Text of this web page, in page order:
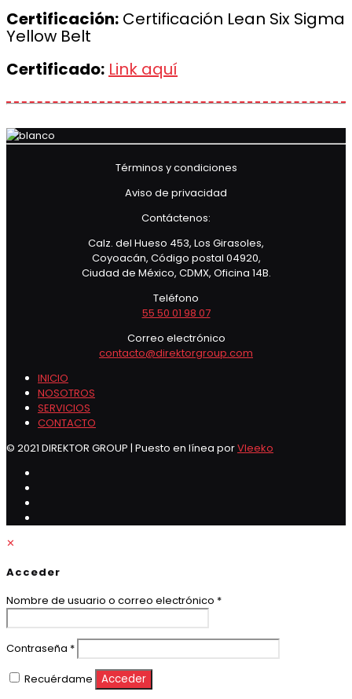
Certificación: Certificación Lean Six Sigma
Yellow Belt
Certificado: Link aquí
Términos y condiciones
Aviso de privacidad
Contáctenos:
Calz. del Hueso 453, Los Girasoles,
Coyoacán, Código postal 04920,
Ciudad de México, CDMX, Oficina 14B.
Teléfono
55 50 01 98 07
Correo electrónico
contacto@direktorgroup.com
INICIO
NOSOTROS
SERVICIOS
CONTACTO
© 2021 DIREKTOR GROUP | Puesto en línea porVleeko
✕
Acceder
Nombre de usuario o correo electrónico *Obligatorio
Contraseña *Obligatorio
Recuérdame Acceder